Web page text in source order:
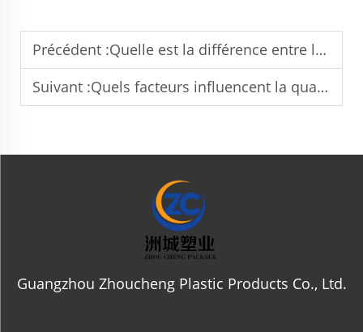
Précédent :Quelle est la différence entre les bouteilles en plastique PET et HDPE ?
Suivant :Quels facteurs influencent la qualité des pots cosmétiques en plastique ?
Guangzhou Zhoucheng Plastic Products Co., Ltd.